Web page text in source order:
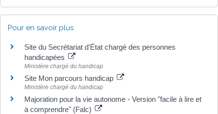
Pour en savoir plus
Site du Secrétariat d'État chargé des personnes
handicapées
Ministère chargé du handicap
Site Mon parcours handicap
Ministère chargé du handicap
Majoration pour la vie autonome - Version "facile à lire et
à comprendre" (Falc)